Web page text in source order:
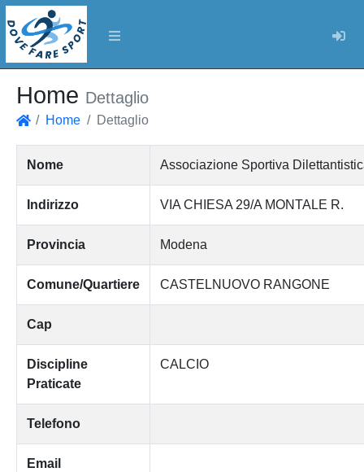
Home Dettaglio
Home Dettaglio
Nome Associazione Sportiva
Indirizzo VIA CHIESA 29/A MONTALE R.
Provincia Modena
Comune/Quartiere CASTELNUOVO RANGONE
Cap
Discipline
Praticate
CALCIO
Telefono
Email